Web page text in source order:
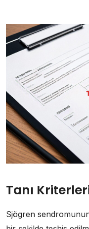
Tanı
Sjögren